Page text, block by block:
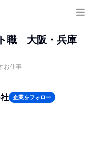
職 大阪・兵庫
お仕事
企業をフォロー